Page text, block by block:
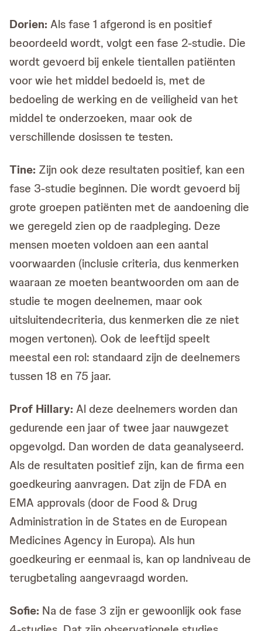
Dorien:Als fase 1 afgerond is en positief
beoordeeld wordt, volgt een fase 2-studie. Die
wordt gevoerd bij enkele tientallen patiënten
voor wie het middel bedoeld is, met de
bedoeling de werking en de veiligheid van het
middel te onderzoeken, maar ook de
verschillende dosissen te testen.
Tine: Zijn ook deze resultaten positief, kan een
fase 3-studie beginnen. Die wordt gevoerd bij
grote groepen patiënten met de aandoening die
we geregeld zien op de raadpleging. Deze
mensen moeten voldoen aan een aantal
voorwaarden (inclusie criteria, dus kenmerken
waaraan ze moeten beantwoorden om aan de
studie te mogen deelnemen, maar ook
uitsluitendecriteria, dus kenmerken die ze niet
mogen vertonen). Ook de leeftijd speelt
meestal een rol: standaard zijn de deelnemers
tussen 18 en 75 jaar.
Prof Hillary:Al deze deelnemers worden dan
gedurende een jaar of twee jaar nauwgezet
opgevolgd. Dan worden de data geanalyseerd.
Als de resultaten positief zijn, kan de firma een
goedkeuring aanvragen. Dat zijn de FDA en
EMA approvals (door de Food & Drug
Administration in de States en de European
Medicines Agency in Europa). Als hun
goedkeuring er eenmaal is, kan op landniveau de
terugbetaling aangevraagd worden.
Sofie: Na de fase 3 zijn er gewoonlijk ook fase